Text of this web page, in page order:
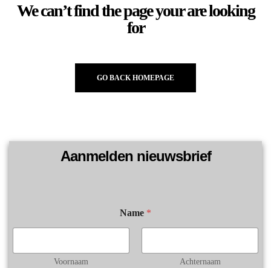
We can’t find the page your are looking
for
GO BACK HOMEPAGE
Aanmelden nieuwsbrief
N
Name *
Voornaam Achternaam